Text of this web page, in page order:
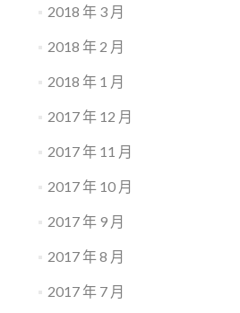
2018 年 3 月
2018 年 2 月
2018 年 1 月
2017 年 12 月
2017 年 11 月
2017 年 10 月
2017 年 9 月
2017 年 8 月
2017 年 7 月